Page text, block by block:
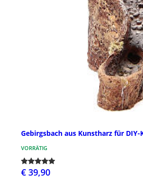
Gebirgsbach aus Kunstharz für DIY-
VORRÄTIG
€ 39,90